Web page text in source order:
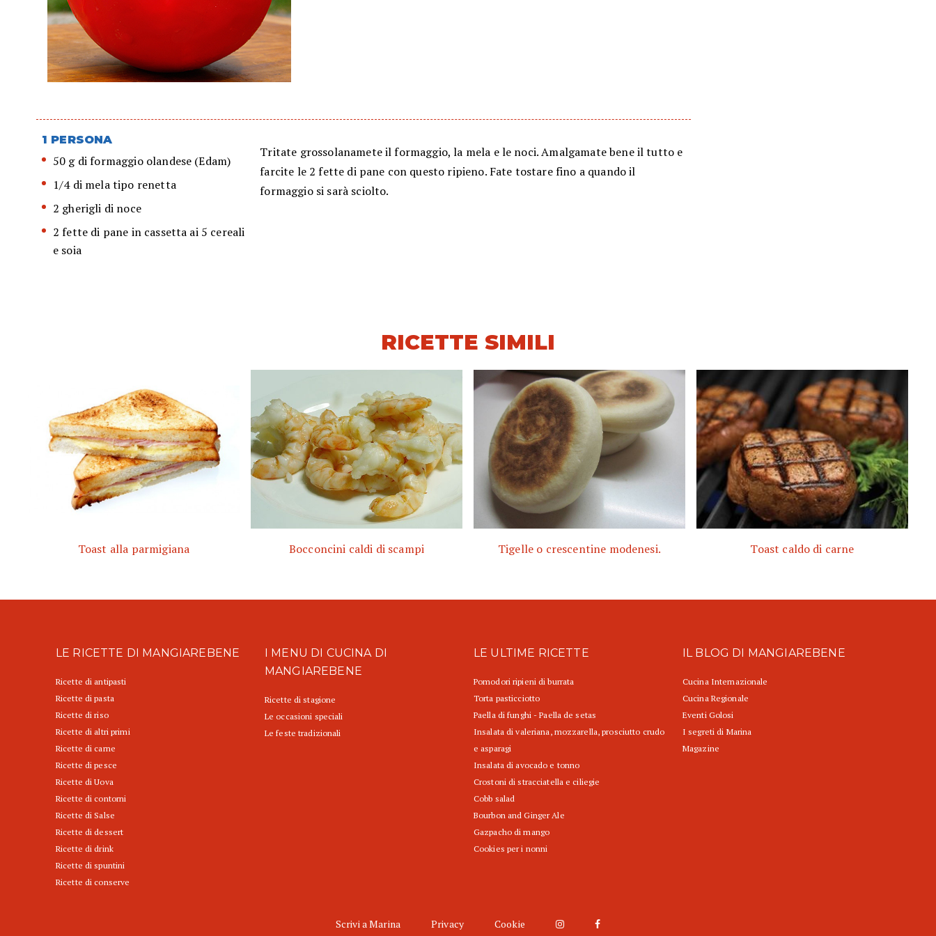
1 PERSONA
50 g di formaggio olandese (Edam)
1/4 di mela tipo renetta
2 gherigli di noce
2 fette di pane in cassetta ai 5 cereali
e soia
Tritate grossolanamete il formaggio, la mela e le noci. Amalgamate bene il tutto e
farcite le 2 fette di pane con questo ripieno. Fate tostare fino a quando il
formaggio si sarà sciolto.
RICETTE SIMILI
Toast alla parmigiana Bocconcini caldi di scampi Tigelle o crescentine modenesi. Toast caldo di carne
LE RICETTE DI MANGIAREBENE
Ricette di antipasti
Ricette di pasta
Ricette di riso
Ricette di altri primi
Ricette di carne
Ricette di pesce
Ricette di Uova
Ricette di contorni
Ricette di Salse
Ricette di dessert
Ricette di drink
Ricette di spuntini
Ricette di conserve
I MENU DI CUCINA DI
MANGIAREBENE
Ricette di stagione
Le occasioni speciali
Le feste tradizionali
LE ULTIME RICETTE
Pomodori ripieni di burrata
Torta pasticciotto
Paella di funghi - Paella de setas
Insalata di valeriana, mozzarella, prosciutto crudo
e asparagi
Insalata di avocado e tonno
Crostoni di stracciatella e ciliegie
Cobb salad
Bourbon and Ginger Ale
Gazpacho di mango
Cookies per i nonni
IL BLOG DI MANGIAREBENE
Cucina Internazionale
Cucina Regionale
Eventi Golosi
I segreti di Marina
Magazine
Scrivi a Marina Privacy Cookie